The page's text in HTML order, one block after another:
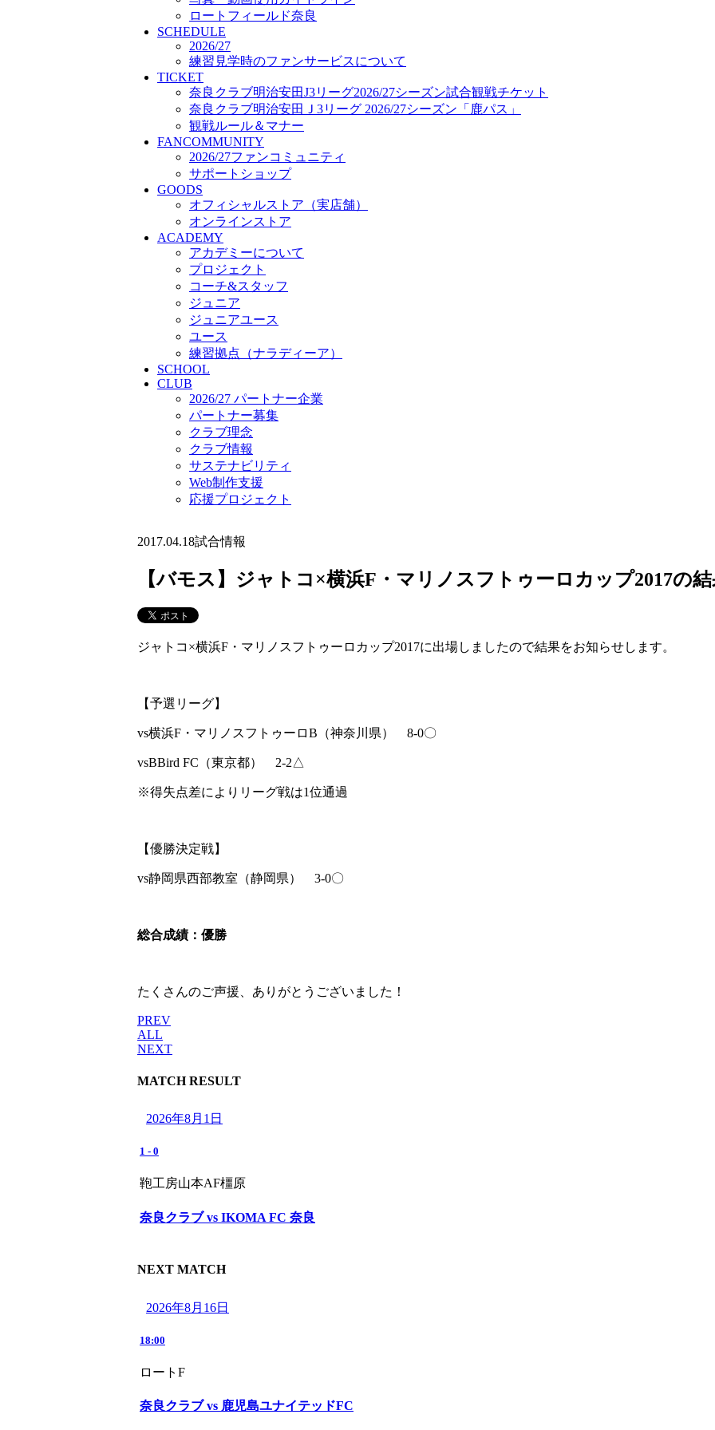
プロジェクト
コーチ&スタッフ
ジュニア
ジュニアユース
ユース
練習拠点（ナラディーア）
SCHOOL
CLUB
2026/27 パートナー企業
パートナー募集
クラブ理念
クラブ情報
サステナビリティ
Web制作支援
応援プロジェクト
ロートフィールド奈良
SCHEDULE
2026/27
練習見学時のファンサービスについて
TICKET
奈良クラブ明治安田J3リーグ2026/27シーズン試合観戦チケット
奈良クラブ明治安田Ｊ3リーグ 2026/27シーズン「鹿パス」
観戦ルール＆マナー
FANCOMMUNITY
2026/27ファンコミュニティ
サポートショップ
GOODS
オフィシャルストア（実店舗）
オンラインストア
ACADEMY
アカデミーについて
プロジェクト
コーチ&スタッフ
ジュニア
ジュニアユース
ユース
練習拠点（ナラディーア）
SCHOOL
CLUB
2026/27 パートナー企業
パートナー募集
クラブ理念
クラブ情報
サステナビリティ
Web制作支援
応援プロジェクト
2017.04.18試合情報
【バモス】ジャトコ×横浜F・マリノスフトゥーロカップ2017の
ジャトコ×横浜F・マリノスフトゥーロカップ2017に出場しましたので結果をお知らせします。
【予選リーグ】
vs横浜F・マリノスフトゥーロB（神奈川県） 8-0〇
vsBBird FC（東京都） 2-2△
※得失点差によりリーグ戦は1位通過
【優勝決定戦】
vs静岡県西部教室（静岡県） 3-0〇
総合成績：優勝
たくさんのご声援、ありがとうございました！
PREV
ALL
NEXT
MATCH RESULT
2026年8月1日
1 - 0
鞄工房山本AF橿原
奈良クラブ vs IKOMA FC 奈良
NEXT MATCH
2026年8月16日
18:00
ロートF
奈良クラブ vs 鹿児島ユナイテッドFC